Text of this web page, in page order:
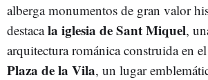
alberga monumentos de gran valor
destacala iglesia de Sant Miquel,
arquitectura románica construida en
Plaza de la Vila, un lugar